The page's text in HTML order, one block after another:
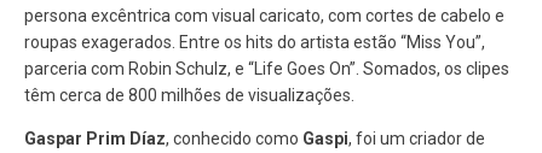
persona excêntrica com visual caricato, com cortes de cabelo e
roupas exagerados. Entre os hits do artista estão “Miss You”,
parceria com Robin Schulz, e “Life Goes On”. Somados, os clipes
têm cerca de 800 milhões de visualizações.
Gaspar Prim Díaz, conhecido como Gaspi, foi um criador de